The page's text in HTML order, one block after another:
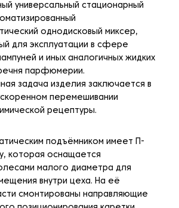
универсальный стационарный
однодисковый миксер,
для эксплуатации в сфере
и иных аналогичных жидких
парфюмерии.
задача изделия заключается в
перемешивании
рецептуры.
подъёмником имеет П-
которая оснащается
малого диаметра для
внутри цеха. На её
смонтированы направляющие